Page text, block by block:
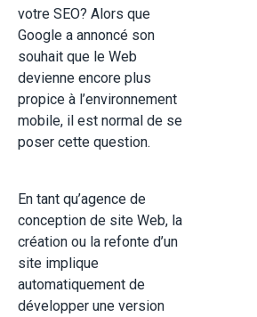
votre SEO? Alors que
Google a annoncé son
souhait que le Web
devienne encore plus
propice à l’environnement
mobile, il est normal de se
poser cette question.
En tant qu’agence de
conception de site Web, la
création ou la refonte d’un
site implique
automatiquement de
développer une version